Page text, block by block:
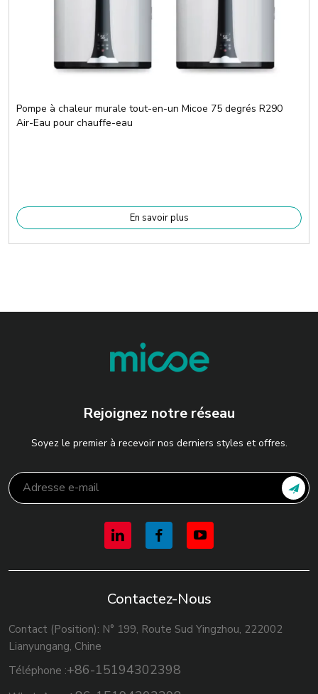
Pompe à chaleur murale tout-en-un Micoe 75 degrés R290
Air-Eau pour chauffe-eau
En savoir plus
Rejoignez notre réseau
Soyez le premier à recevoir nos derniers styles et offres.
Contactez-Nous
Contact (Position): N° 199, Route Sud Yingzhou, 222002
Lianyungang, Chine
Téléphone :+86-15194302398